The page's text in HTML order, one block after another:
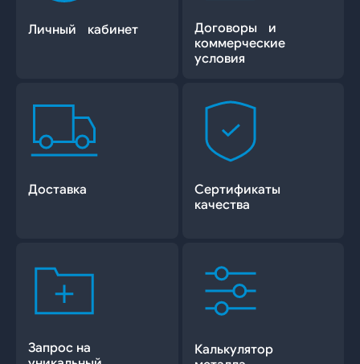
Личный кабинет
Договоры и
коммерческие
условия
Доставка
Сертификаты
качества
Запрос на
Калькулятор